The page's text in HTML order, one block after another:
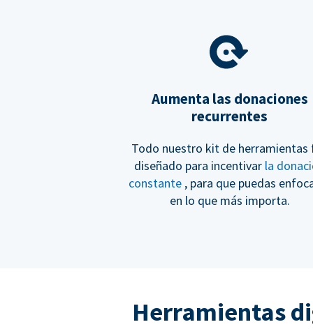
Aumenta las donaciones
recurrentes
Todo nuestro kit de herramientas
diseñado para incentivar la
constante , para que puedas
en lo que más importa.
Herramientas